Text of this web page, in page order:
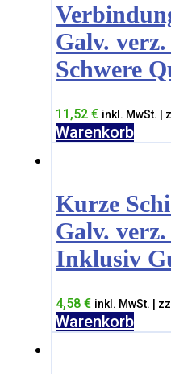
Galv.
Schwere
11,52 € inkl. MwSt. |
Warenkorb
Kurze
Galv.
Inklusiv
4,58 € inkl. MwSt. |
Warenkorb